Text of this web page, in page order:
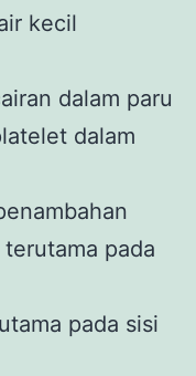
kecil
dalam paru
dalam
pada
pada sisi